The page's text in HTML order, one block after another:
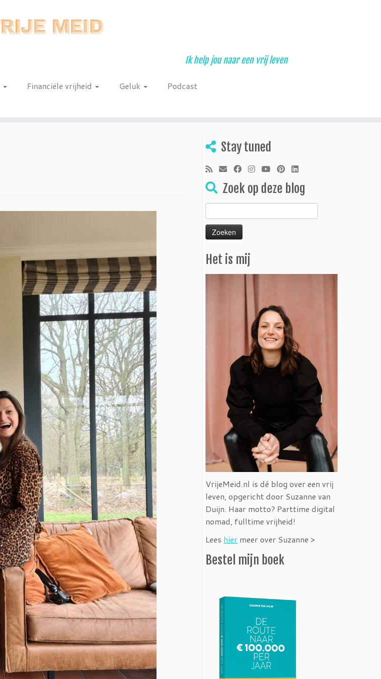
Ik help jou naar een vrij leven
Financiële vrijheid Geluk
Podcast
Stay tuned
Zoek op deze blog
Zoeken
naar:
Het is mij
VrijeMeid.nl is dé blog over een vrij
leven, opgericht door Suzanne van
Duijn. Haar motto? Parttime digital
nomad, fulltime vrijheid!
Lees hier meer over Suzanne >
Bestel mijn boek